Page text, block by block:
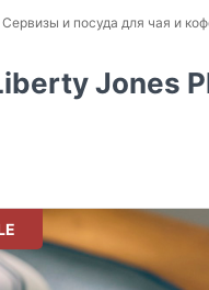
Сервизы и посуда для чая и
Jones